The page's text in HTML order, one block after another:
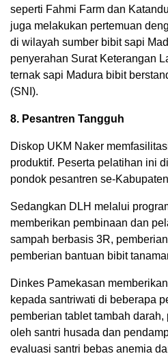
seperti Fahmi Farm dan
juga melakukan pertemuan
di wilayah sumber bibit sapi
penyerahan Surat Keterangan
ternak sapi Madura bibit
(SNI).
8. Pesantren Tangguh
Diskop UKM Naker
produktif. Peserta pelatihan ini
pondok pesantren se-
Sedangkan DLH melalui
memberikan pembinaan dan
sampah berbasis 3R,
pemberian bantuan bibit
Dinkes Pamekasan
kepada santriwati di beberapa
pemberian tablet tambah
oleh santri husada dan
evaluasi santri bebas anemia